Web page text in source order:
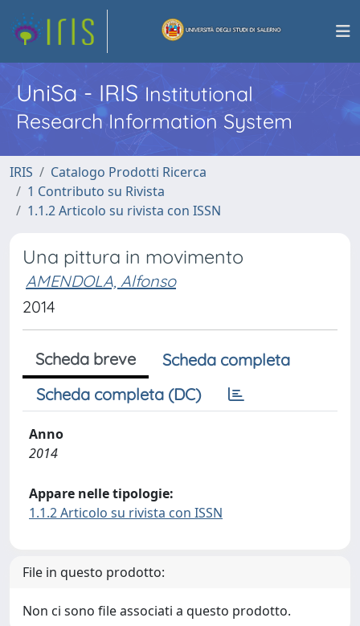
UniSa - IRISInstitutional
Research Information System
IRIS
Catalogo Prodotti Ricerca
1 Contributo su Rivista
1.1.2 Articolo su rivista con ISSN
Una pittura in movimento
AMENDOLA, Alfonso
2014
Scheda breve
Scheda completa
Scheda completa (DC)
Anno
2014
Appare nelle tipologie:
1.1.2 Articolo su rivista con ISSN
File in questo prodotto:
Non ci sono file associati a questo prodotto.